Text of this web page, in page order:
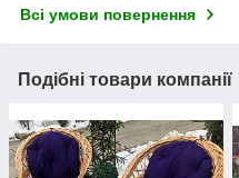
Всі умови повернення
Подібні товари компанії